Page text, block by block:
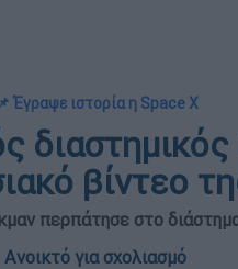
Έγραψε ιστορία η Space X
διαστημικός
βίντεο
περπάτησε στο
Ανοικτό για σχολιασμό